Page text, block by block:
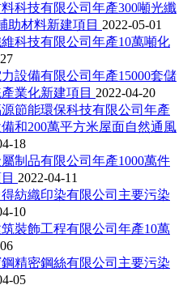
科技有限公司年產300噸光纖
助材料新建項目 2022-05-01
科技有限公司年產10萬噸化
設備有限公司年產15000套儲
業化新建項目 2022-04-20
節能環保科技有限公司年產
和200萬平方米屋面自然通風
18
制品有限公司年產1000萬件
2022-04-11
紡織印染有限公司主要污染
10
裝飾工程有限公司年產10萬
精密鋼絲有限公司主要污染
05